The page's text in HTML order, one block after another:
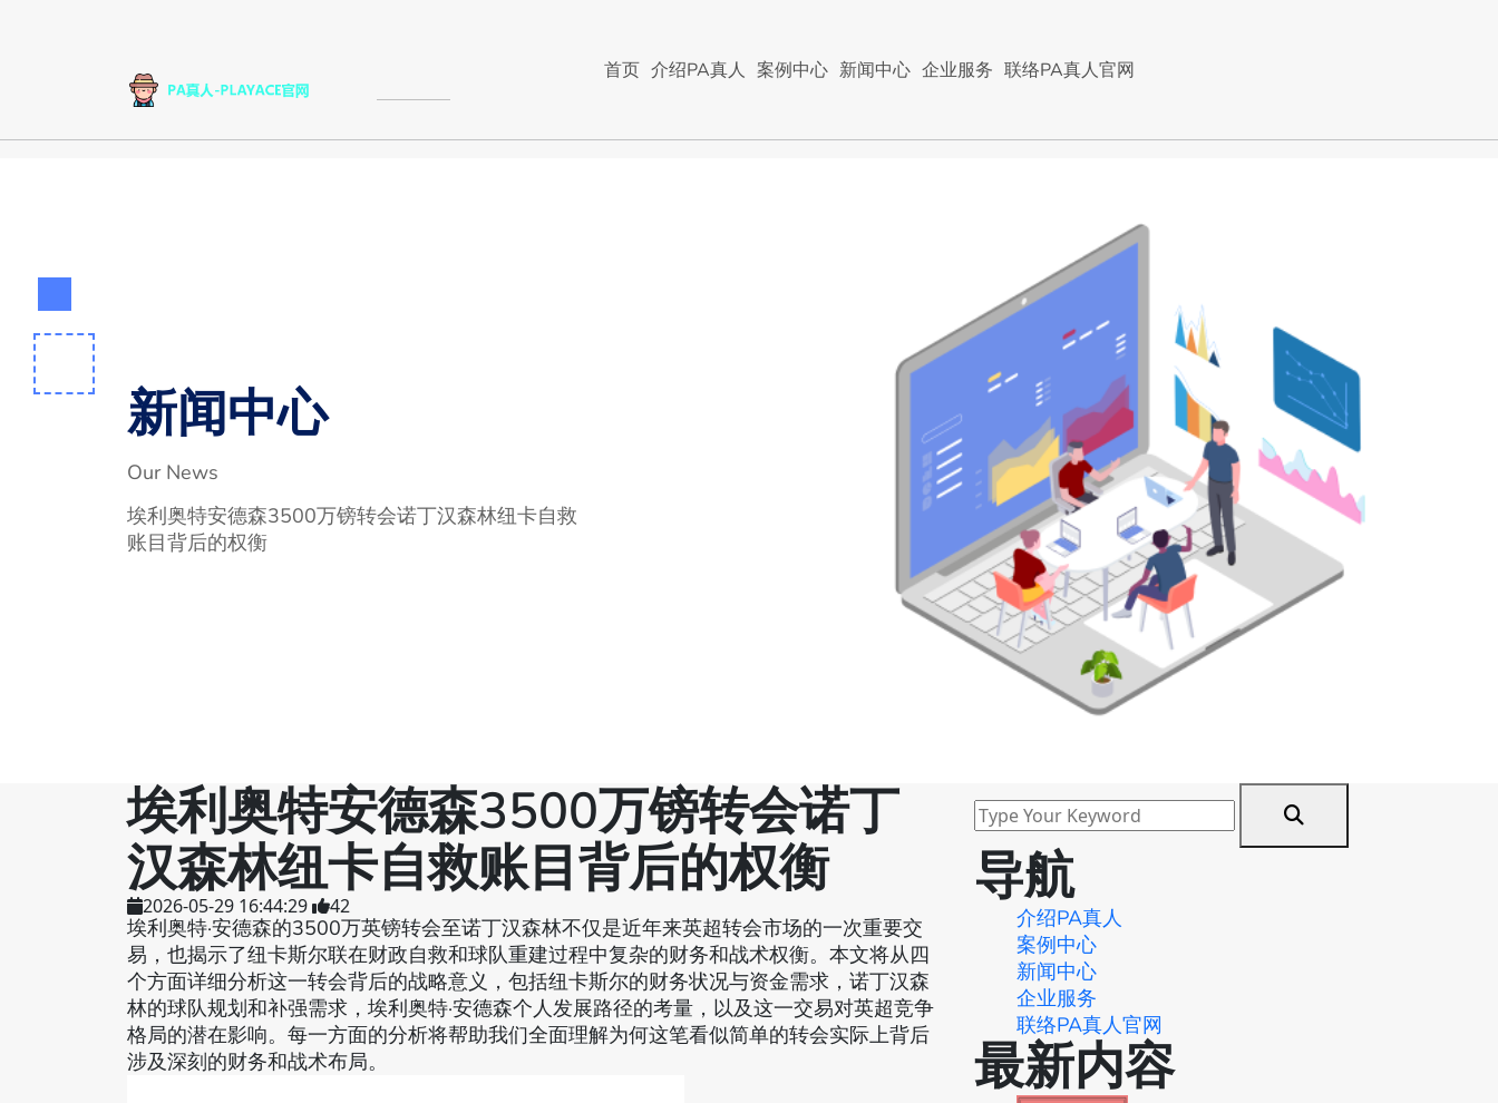
首页 介绍PA真人 案例中心 新闻中心 企业服务 联络PA真人官网
新闻中心
Our News
埃利奥特安德森3500万镑转会诺丁汉森林纽卡自救
账目背后的权衡
埃利奥特安德森3500万镑转会诺丁
汉森林纽卡自救账目背后的权衡
2026-05-29 16:44:29 42
埃利奥特·安德森的3500万英镑转会至诺丁汉森林不仅是近年来英超转会市场的一次重要交
易，也揭示了纽卡斯尔联在财政自救和球队重建过程中复杂的财务和战术权衡。本文将从四
个方面详细分析这一转会背后的战略意义，包括纽卡斯尔的财务状况与资金需求，诺丁汉森
林的球队规划和补强需求，埃利奥特·安德森个人发展路径的考量，以及这一交易对英超竞争
格局的潜在影响。每一方面的分析将帮助我们全面理解为何这笔看似简单的转会实际上背后
涉及深刻的财务和战术布局。
导航
介绍PA真人
案例中心
新闻中心
企业服务
联络PA真人官网
最新内容